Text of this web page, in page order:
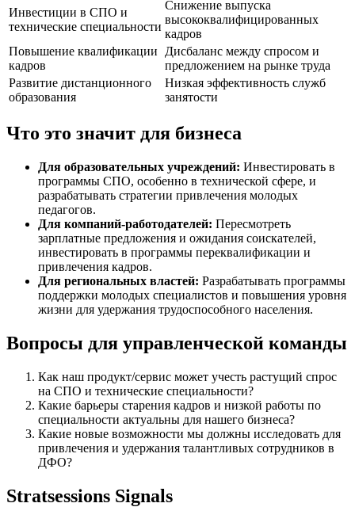
Инвестиции в СПО и
технические специальности
Снижение выпуска
высококвалифицированных
кадров
Повышение квалификации
кадров
Дисбаланс между спросом и
предложением на рынке труда
Развитие дистанционного
образования
Низкая эффективность служб
занятости
Что это значит для бизнеса
Для образовательных учреждений: Инвестировать в
программы СПО, особенно в технической сфере, и
разрабатывать стратегии привлечения молодых
педагогов.
Для компаний-работодателей: Пересмотреть
зарплатные предложения и ожидания соискателей,
инвестировать в программы переквалификации и
привлечения кадров.
Для региональных властей: Разрабатывать программы
поддержки молодых специалистов и повышения уровня
жизни для удержания трудоспособного населения.
Вопросы для управленческой команды
Как наш продукт/сервис может учесть растущий спрос
на СПО и технические специальности?
Какие барьеры старения кадров и низкой работы по
специальности актуальны для нашего бизнеса?
Какие новые возможности мы должны исследовать для
привлечения и удержания талантливых сотрудников в
ДФО?
Stratsessions Signals